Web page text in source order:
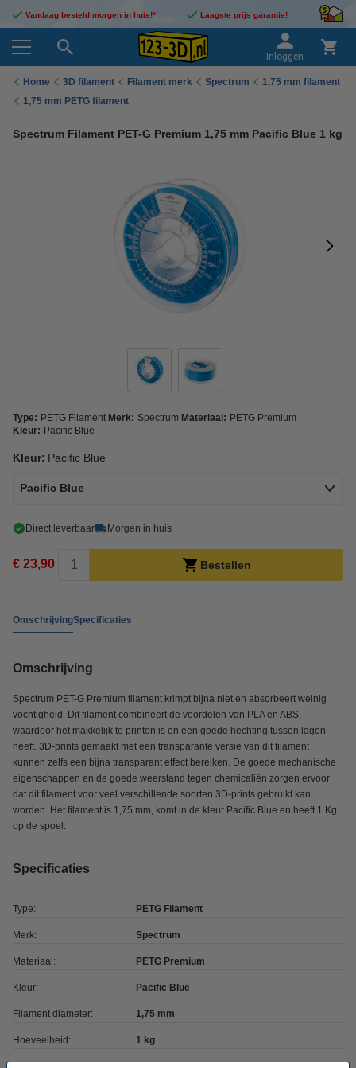
Vandaag besteld morgen in huis!* Laagste prijs garantie!
Inloggen
Home 3D filament Filament merk Spectrum
1,75 mm filament
1,75 mm PETG filament
Spectrum Filament PET-G Premium 1,75 mm Pacific Blue 1 kg
Type: PETG Filament Merk: Spectrum Materiaal: PETG Premium
Kleur: Pacific Blue
Kleur: Pacific Blue
Pacific Blue
Direct leverbaar Morgen in huis
€ 23,90 Bestellen
OmschrijvingSpecificaties
Omschrijving
Spectrum PET-G Premium filament krimpt bijna niet en absorbeert weinig
vochtigheid. Dit filament combineert de voordelen van PLA en ABS,
waardoor het makkelijk te printen is en een goede hechting tussen lagen
heeft. 3D-prints gemaakt met een transparante versie van dit filament
kunnen zelfs een bijna transparant effect bereiken. De goede mechanische
eigenschappen en de goede weerstand tegen chemicaliën zorgen ervoor
dat dit filament voor veel verschillende soorten 3D-prints gebruikt kan
worden. Het filament is 1,75 mm, komt in de kleur Pacific Blue en heeft 1 Kg
op de spoel.
Specificaties
Type: PETG Filament
Merk: Spectrum
Materiaal: PETG Premium
Kleur: Pacific Blue
Filament diameter: 1,75 mm
Hoeveelheid: 1 kg